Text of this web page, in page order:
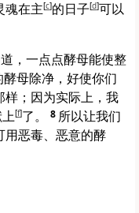
魂在主[c]的日子[d]可以
，一点点酵母能使整
母除净，好使你们
样；因为实际上，我
[f]了。 8 所以让我们
用恶毒、恶意的酵